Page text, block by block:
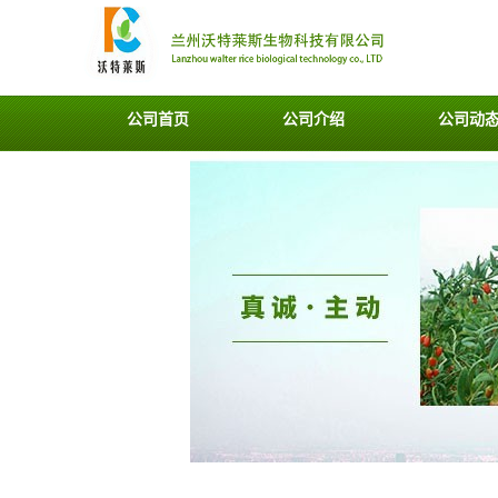
公司首页 公司介绍 公司动